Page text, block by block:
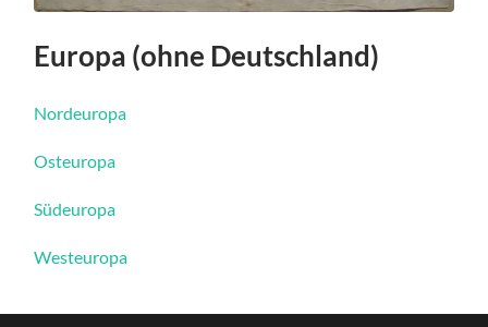
Europa (ohne Deutschland)
Nordeuropa
Osteuropa
Südeuropa
Westeuropa